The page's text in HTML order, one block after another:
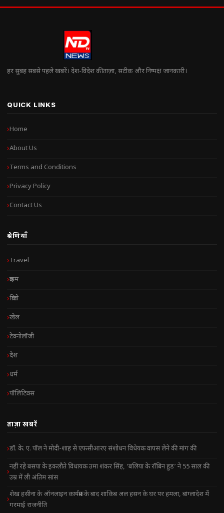
हर सुबह सबसे पहले खबरें। देश-विदेश की ताज़ा, सटीक और निष्पक्ष जानकारी।
QUICK LINKS
Home
About Us
Terms and Conditions
Privacy Policy
Contact Us
श्रेणियाँ
Travel
क्राइम
क्रिप्टो
खेल
टेक्नोलॉजी
देश
धर्म
पॉलिटिक्स
ताज़ा खबरें
डॉ. के. ए. पॉल ने मोदी-शाह से एफसीआरए संशोधन विधेयक वापस लेने की मांग की
नहीं रहे बसपा के इकलौते विधायक उमा शंकर सिंह, ‘बलिया के रॉबिन हुड’ ने 55 साल की
उम्र में ली अंतिम सांस
शेख हसीना के ऑनलाइन कार्यक्रम के बाद शाकिब अल हसन के घर पर हमला, बांग्लादेश में
गरमाई राजनीति